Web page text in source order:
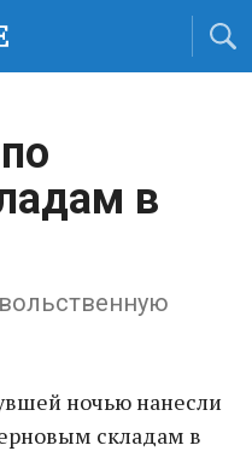
в
ночью нанесли
складам в